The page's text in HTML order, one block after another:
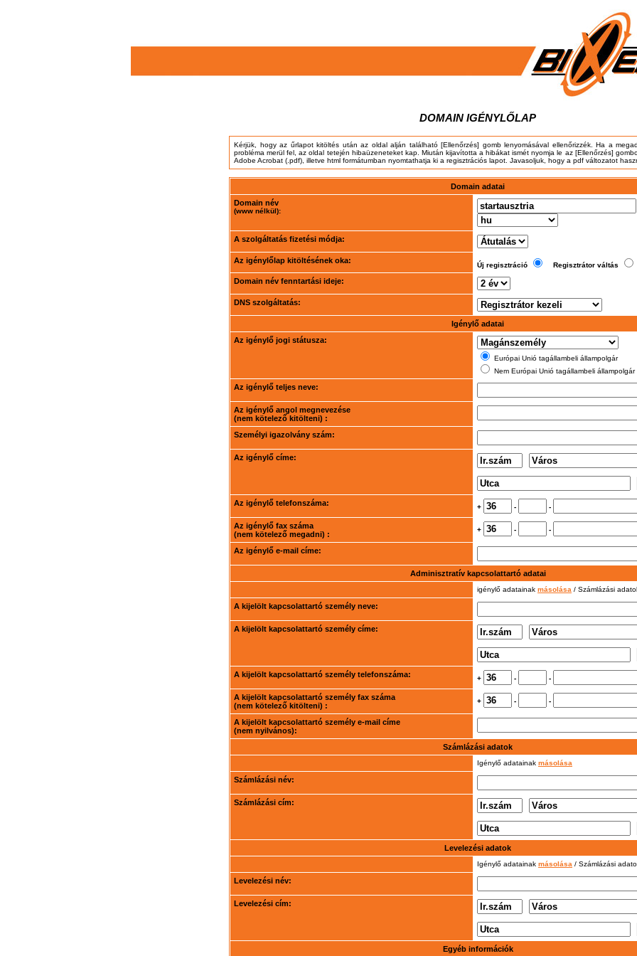
DOMAIN IGÉNYLŐLAP
Kérjük, hogy az űrlapot kitöltés után az oldal alján található [Ellenőrzés] gomb lenyomásával ellenőrizzék. Ha a
probléma merül fel, az oldal tetején hibaüzeneteket kap. Miután kijavította a hibákat ismét nyomja le az [Ellenőrzés]
Adobe Acrobat (.pdf), illetve html formátumban nyomtathatja ki a regisztrációs lapot. Javasoljuk, hogy a pdf változatot
Domain adatai
Domain név
(www nélkül):
A szolgáltatás fizetési módja:
Az igénylőlap kitöltésének oka:
Új regisztráció Regisztrátor váltás
Domain név fenntartási ideje:
DNS szolgáltatás:
Igénylő adatai
Az igénylő jogi státusza:
Európai Unió tagállambeli állampolgár
Nem Európai Unió tagállambeli állampolgár
Az igénylő teljes neve:
Az igénylő angol megnevezése
(nem kötelező kitölteni) :
Személyi igazolvány szám:
Az igénylő címe:
Az igénylő telefonszáma: + - -
Az igénylő fax száma
(nem kötelező megadni) :
+ - -
Az igénylő e-mail címe:
Adminisztratív kapcsolattartó adatai
igénylő adatainak másolása / Számlázási
A kijelölt kapcsolattartó személy neve:
A kijelölt kapcsolattartó személy címe:
A kijelölt kapcsolattartó személy telefonszáma: + - -
A kijelölt kapcsolattartó személy fax száma
(nem kötelező kitölteni) :
+ - -
A kijelölt kapcsolattartó személy e-mail címe
(nem nyilvános):
Számlázási adatok
Igénylő adatainak másolása
Számlázási név:
Számlázási cím:
Levelezési adatok
Igénylő adatainak másolása / Számlázási
Levelezési név:
Levelezési cím:
Egyéb információk